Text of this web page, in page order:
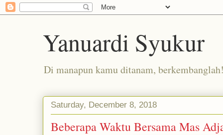
Yanuardi Syukur
Di manapun kamu ditanam,
Saturday, December 8, 2018
Beberapa Waktu Bersama Mas